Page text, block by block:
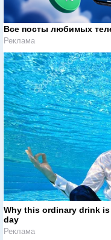
Все посты любимых
Реклама
Why this ordinary drink
day
Реклама